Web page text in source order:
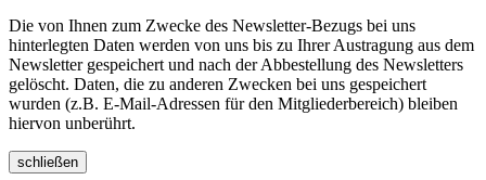
Die von Ihnen zum Zwecke des Newsletter-Bezugs bei uns
hinterlegten Daten werden von uns bis zu Ihrer Austragung aus dem
Newsletter gespeichert und nach der Abbestellung des Newsletters
gelöscht. Daten, die zu anderen Zwecken bei uns gespeichert
wurden (z.B. E-Mail-Adressen für den Mitgliederbereich) bleiben
hiervon unberührt.
schließen